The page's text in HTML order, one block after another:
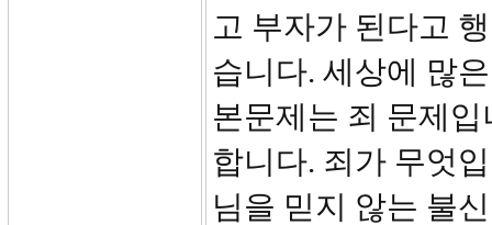
고 부자가 된다고
습니다. 세상에 많
본문제는 죄 문제
합니다. 죄가 무엇
님을 믿지 않는 불